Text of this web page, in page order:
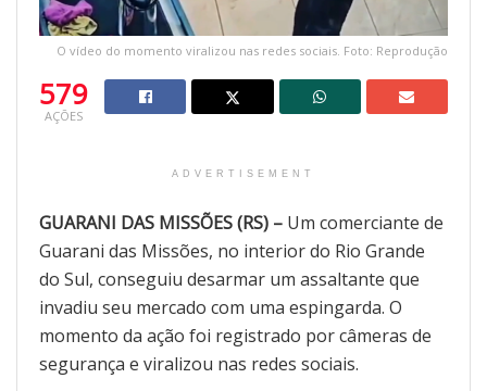
O vídeo do momento viralizou nas redes sociais. Foto: Reprodução
579
AÇÕES
ADVERTISEMENT
GUARANI DAS MISSÕES (RS) – Um comerciante de
Guarani das Missões, no interior do Rio Grande
do Sul, conseguiu desarmar um assaltante que
invadiu seu mercado com uma espingarda. O
momento da ação foi registrado por câmeras de
segurança e viralizou nas redes sociais.